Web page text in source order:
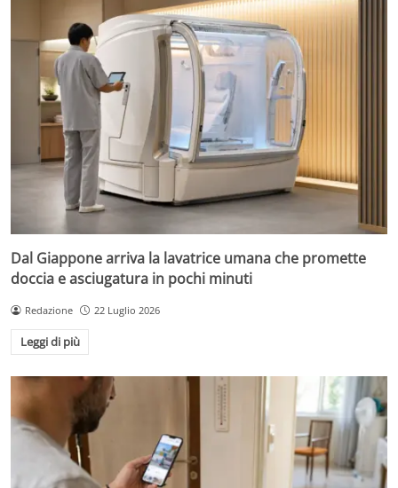
Dal Giappone arriva la lavatrice umana che promette
doccia e asciugatura in pochi minuti
Redazione 22 Luglio 2026
Leggi di più